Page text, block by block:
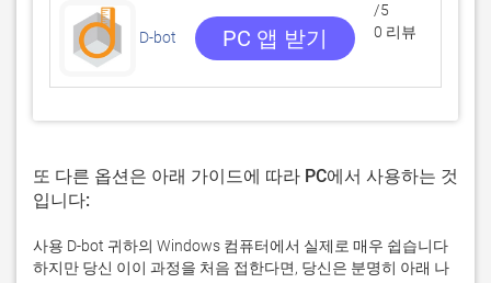
D-bot PC 앱 받기
/5
0 리뷰
또 다른 옵션은 아래 가이드에 따라 PC에서 사용하는 것
입니다:
사용 D-bot 귀하의 Windows 컴퓨터에서 실제로 매우 쉽습니다
하지만 당신 이이 과정을 처음 접한다면, 당신은 분명히 아래 나